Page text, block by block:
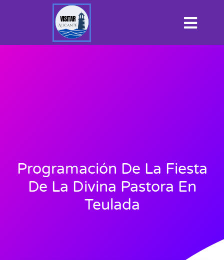
Programación De La Fiesta
De La Divina Pastora En
Teulada